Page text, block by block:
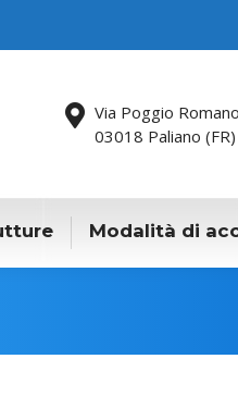
Via Poggio
03018 Paliano (FR)
Modalità di